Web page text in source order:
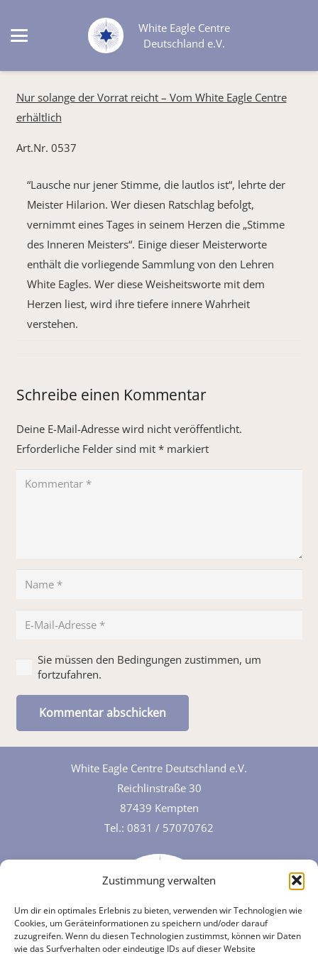
Zustimmung verwalten
Um dir ein optimales Erlebnis zu bieten, verwenden wir Technologien wie
Cookies, um Geräteinformationen zu speichern und/oder darauf
zuzugreifen. Wenn du diesen Technologien zustimmst, können wir Daten
wie das Surfverhalten oder eindeutige IDs auf dieser Website
White Eagle Centre
Deutschland e.V.
Nur solange der Vorrat reicht – Vom White Eagle Centre
erhältlich
Art.Nr. 0537
“Lausche nur jener Stimme, die lautlos ist“, lehrte der
Meister Hilarion. Wer diesen Ratschlag befolgt,
vernimmt eines Tages in seinem Herzen die „Stimme
des Inneren Meisters“. Einige dieser Meisterworte
enthält die vorliegende Sammlung von den Lehren
White Eagles. Wer diese Weisheitsworte mit dem
Herzen liest, wird ihre tiefere innere Wahrheit
verstehen.
Schreibe einen Kommentar
Deine E-Mail-Adresse wird nicht veröffentlicht.
Erforderliche Felder sind mit *markiert
Sie müssen den Bedingungen zustimmen, um
fortzufahren.
Kommentar abschicken
White Eagle Centre Deutschland e.V.
Reichlinstraße 30
87439 Kempten
Tel.: 0831 / 57070762